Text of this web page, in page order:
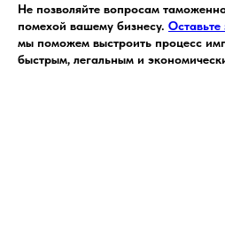
Не позволяйте вопросам
помехой вашему бизнесу. Оставьте
мы поможем выстроить процесс
быстрым, легальным и